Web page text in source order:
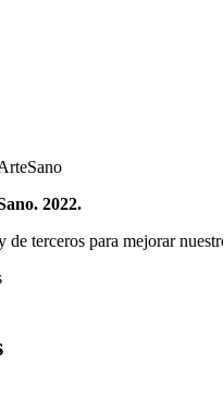
2022.
terceros para mejorar